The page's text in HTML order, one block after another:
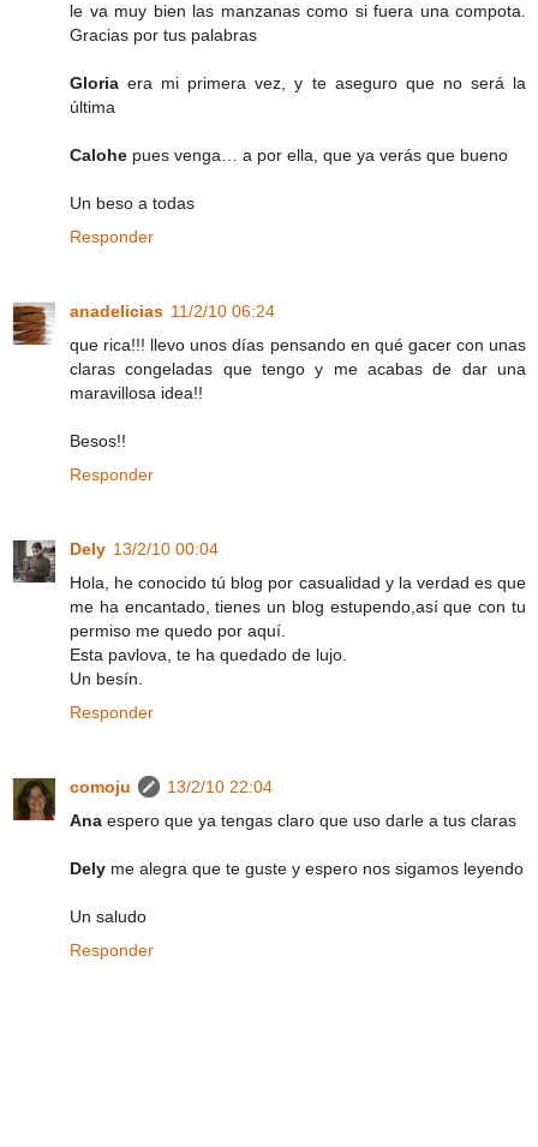
le va muy bien las manzanas como si fuera una compota.
Gracias por tus palabras
Gloriaera mi primera vez, y te aseguro que no será la
última
Calohe pues venga… a por ella, que ya verás que bueno
Un beso a todas
Responder
anadelicias 11/2/10 06:24
que rica!!! llevo unos días pensando en qué gacer con unas
claras congeladas que tengo y me acabas de dar una
maravillosa idea!!
Besos!!
Responder
Dely 13/2/10 00:04
Hola, he conocido tú blog por casualidad y la verdad es que
me ha encantado, tienes un blog estupendo,así que con tu
permiso me quedo por aquí.
Esta pavlova, te ha quedado de lujo.
Un besín.
Responder
comoju
13/2/10 22:04
Ana espero que ya tengas claro que uso darle a tus claras
Dely me alegra que te guste y espero nos sigamos leyendo
Un saludo
Responder